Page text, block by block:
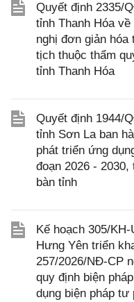
Quyết định 2335/
tỉnh Thanh Hóa
nghị đơn giản
tịch thuộc thẩm
tỉnh Thanh Hóa
Quyết định 1944/
tỉnh Sơn La ban
phát triển ứng
đoạn 2026 -
bàn tỉnh
Kế hoạch 305/
Hưng Yên triển
257/2026/NĐ-CP
quy định biện
dụng biện pháp tư